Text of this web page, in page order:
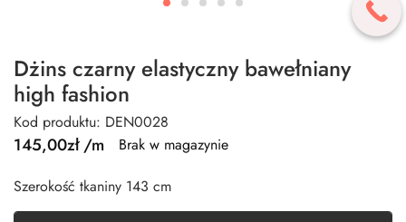
Dżins czarny elastyczny bawełniany
high fashion
Kod produktu: DEN0028
145,00zł/m
Brak w magazynie
Szerokość tkaniny 143 cm